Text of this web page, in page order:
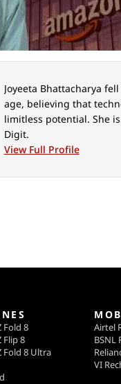
Joyeeta Bhattacharya
age, believing that
limitless potential. She
Digit.
View Full Profile
Fold 8
Flip 8
Fold 8 Ultra
Airtel
BSNL
VI